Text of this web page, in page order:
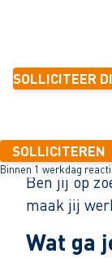
SOLLICITEER
SOLLICITEREN
Binnen 1 werkdag
Ben jij op
maak jij
Wat ga